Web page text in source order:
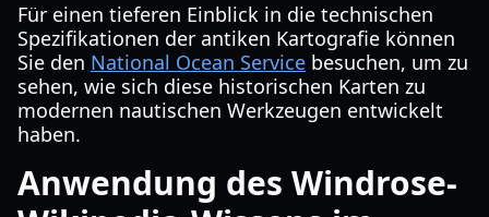
Für einen tieferen Einblick in die technischen
Spezifikationen der antiken Kartografie können
Sie den National Ocean Service besuchen, um zu
sehen, wie sich diese historischen Karten zu
modernen nautischen Werkzeugen entwickelt
haben.
Anwendung des Windrose-